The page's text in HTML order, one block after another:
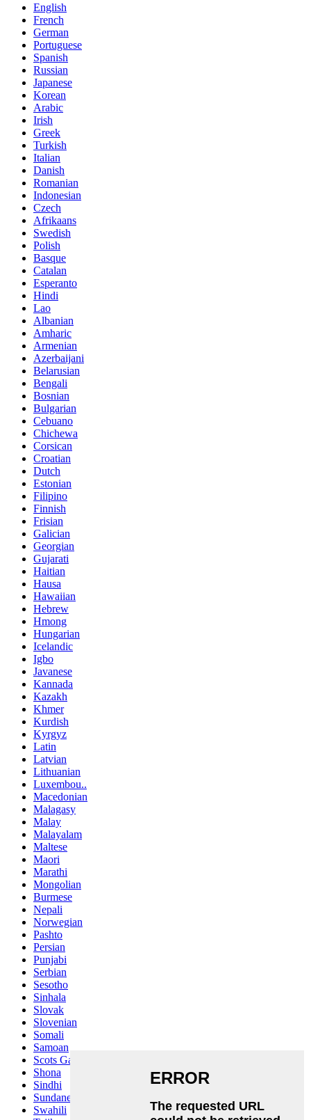
English
French
German
Portuguese
Spanish
Russian
Japanese
Korean
Arabic
Irish
Greek
Turkish
Italian
Danish
Romanian
Indonesian
Czech
Afrikaans
Swedish
Polish
Basque
Catalan
Esperanto
Hindi
Lao
Albanian
Amharic
Armenian
Azerbaijani
Belarusian
Bengali
Bosnian
Bulgarian
Cebuano
Chichewa
Corsican
Croatian
Dutch
Estonian
Filipino
Finnish
Frisian
Galician
Georgian
Gujarati
Haitian
Hausa
Hawaiian
Hebrew
Hmong
Hungarian
Icelandic
Igbo
Javanese
Kannada
Kazakh
Khmer
Kurdish
Kyrgyz
Latin
Latvian
Lithuanian
Luxembou..
Macedonian
Malagasy
Malay
Malayalam
Maltese
Maori
Marathi
Mongolian
Burmese
Nepali
Norwegian
Pashto
Persian
Punjabi
Serbian
Sesotho
Sinhala
Slovak
Slovenian
Somali
Samoan
Scots Gaelic
Shona
Sindhi
Sundanese
Swahili